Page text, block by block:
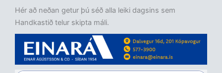
Hér að neðan getur þú séð alla leiki dagsins sem
Handkastið telur skipta máli.